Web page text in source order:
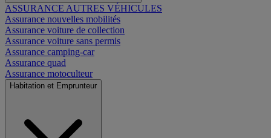
ASSURANCE AUTRES VÉHICULES
Assurance nouvelles mobilités
Assurance voiture de collection
Assurance voiture sans permis
Assurance camping-car
Assurance quad
Assurance motoculteur
Habitation et Emprunteur